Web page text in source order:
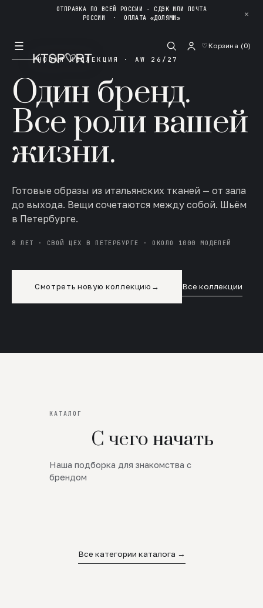
ОТПРАВКА ПО ВСЕЙ РОССИИ - СДЭК ИЛИ ПОЧТА
РОССИИ ·ОПЛАТА «ДОЛЯМИ» ✕
☰ ♡Корзина (0)
НОВАЯ КОЛЛЕКЦИЯ · AW 26/27
Один бренд.
Все роли вашей
жизни.
Готовые образы из итальянских тканей — от зала
до выхода. Вещи сочетаются между собой. Шьём
в Петербурге.
8 ЛЕТ · СВОЙ ЦЕХ В ПЕТЕРБУРГЕ · ОКОЛО 1000 МОДЕЛЕЙ
Смотреть новую коллекцию → Все коллекции
КАТАЛОГ
С чего начать
Наша подборка для знакомства с
брендом
Новинки
SALE
Все категории каталога →